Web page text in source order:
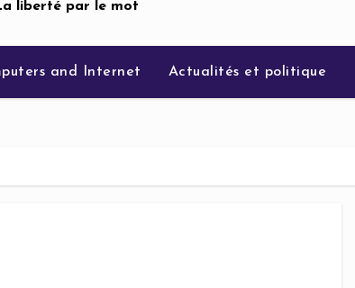
liberté par le mot
and Internet Actualités et politique